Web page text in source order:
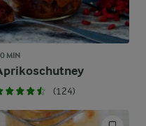
MIN
(124)